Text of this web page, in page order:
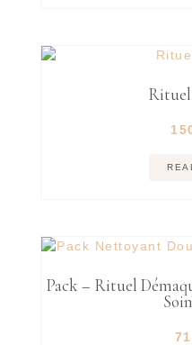
Pack – Rituel